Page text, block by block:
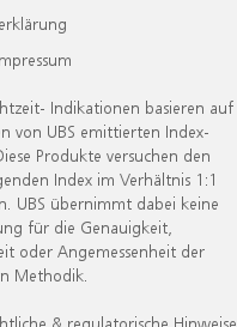
Indikationen basieren auf
von UBS emittierten Index-
Produkte versuchen den
Index im Verhältnis 1:1
UBS übernimmt dabei keine
für die Genauigkeit,
oder Angemessenheit der
Methodik.